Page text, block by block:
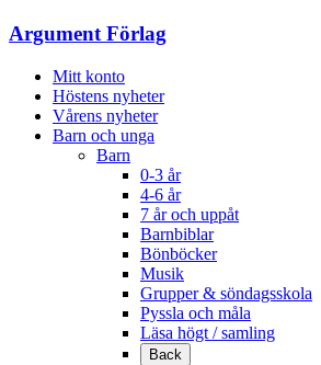
Argument Förlag
Mitt konto
Höstens nyheter
Vårens nyheter
Barn och unga
Barn
0-3 år
4-6 år
7 år och uppåt
Barnbiblar
Bönböcker
Musik
Grupper & söndagsskola
Pyssla och måla
Läsa högt / samling
Back